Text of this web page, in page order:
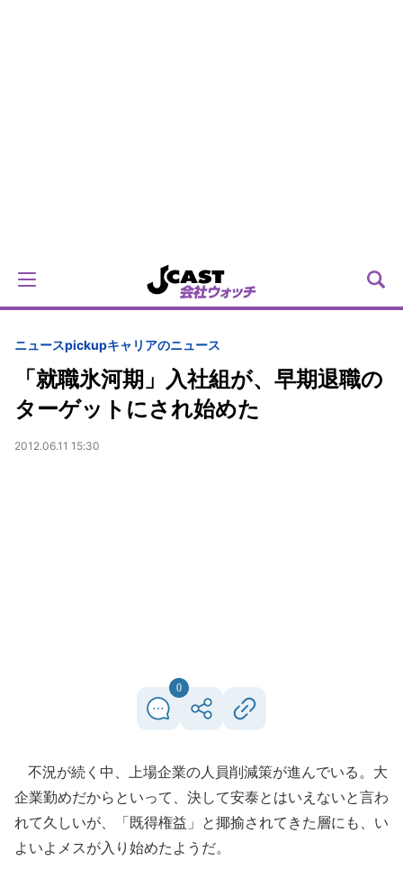
ニュースpickupキャリアのニュース
「就職氷河期」入社組が、早期退職の
ターゲットにされ始めた
2012.06.11 15:30
0
不況が続く中、上場企業の人員削減策が進んでいる。大
企業勤めだからといって、決して安泰とはいえないと言わ
れて久しいが、「既得権益」と揶揄されてきた層にも、い
よいよメスが入り始めたようだ。